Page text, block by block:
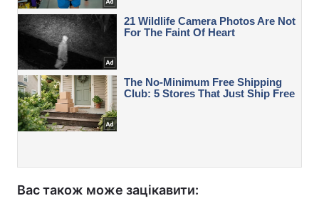
Вас також може зацікавити: